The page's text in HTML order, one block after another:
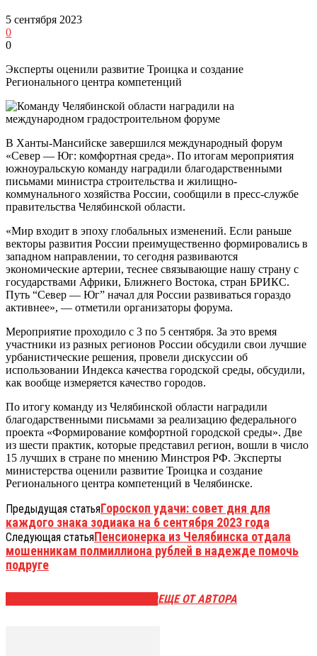
5 сентября 2023
0
0
Эксперты оценили развитие Троицка и создание
Регионального центра компетенций
В Ханты-Мансийске завершился международный форум
«Север — Юг: комфортная среда». По итогам мероприятия
южноуральскую команду наградили благодарственными
письмами министра строительства и жилищно-
коммунального хозяйства России, сообщили в пресс-службе
правительства Челябинской области.
«Мир входит в эпоху глобальных изменений. Если раньше
векторы развития России преимущественно формировались в
западном направлении, то сегодня развиваются
экономические артерии, теснее связывающие нашу страну с
государствами Африки, Ближнего Востока, стран БРИКС.
Путь “Север — Юг” начал для России развиваться гораздо
активнее», — отметили организаторы форума.
Мероприятие проходило с 3 по 5 сентября. За это время
участники из разных регионов России обсудили свои лучшие
урбанистические решения, провели дискуссии об
использовании Индекса качества городской среды, обсудили,
как вообще измеряется качество городов.
По итогу команду из Челябинской области наградили
благодарственными письмами за реализацию федерального
проекта «Формирование комфортной городской среды». Две
из шести практик, которые представил регион, вошли в число
15 лучших в стране по мнению Минстроя РФ. Эксперты
министерства оценили развитие Троицка и создание
Регионального центра компетенций в Челябинске.
Предыдущая статьяГороскоп удачи: совет дня для
каждого знака зодиака на 6 сентября 2023 года
Следующая статьяПенсионерка из Челябинска отдала
мошенникам полмиллиона рублей в надежде помочь
подруге
ЕЩЕ ОТ АВТОРА